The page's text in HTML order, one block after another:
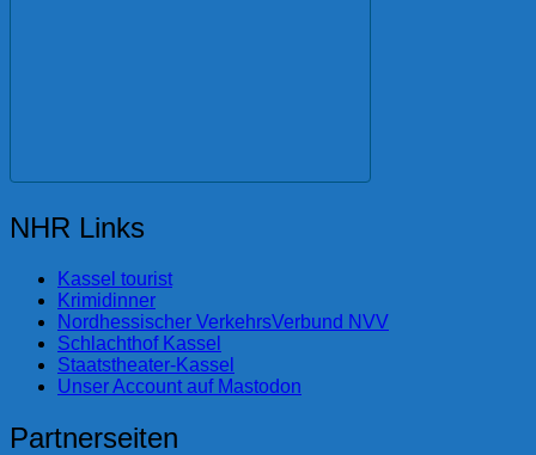
NHR Links
Kassel tourist
Krimidinner
Nordhessischer VerkehrsVerbund NVV
Schlachthof Kassel
Staatstheater-Kassel
Unser Account auf Mastodon
Partnerseiten